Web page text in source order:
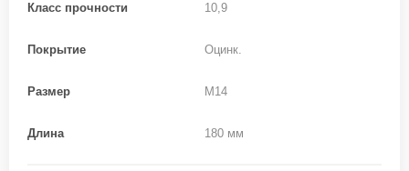
Класс прочности 10,9
Покрытие Оцинк.
Размер M14
Длина 180 мм